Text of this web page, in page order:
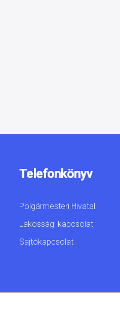
Telefonkönyv
Polgármesteri Hivatal
Lakossági kapcsolat
Sajtókapcsolat